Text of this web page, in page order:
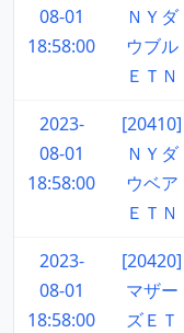
08-01
18:58:00
ＮＹダ
ウブル
ＥＴＮ
2023-
08-01
18:58:00
[20410]
ＮＹダ
ウベア
ＥＴＮ
2023-
08-01
18:58:00
[20420]
マザー
ズＥＴ